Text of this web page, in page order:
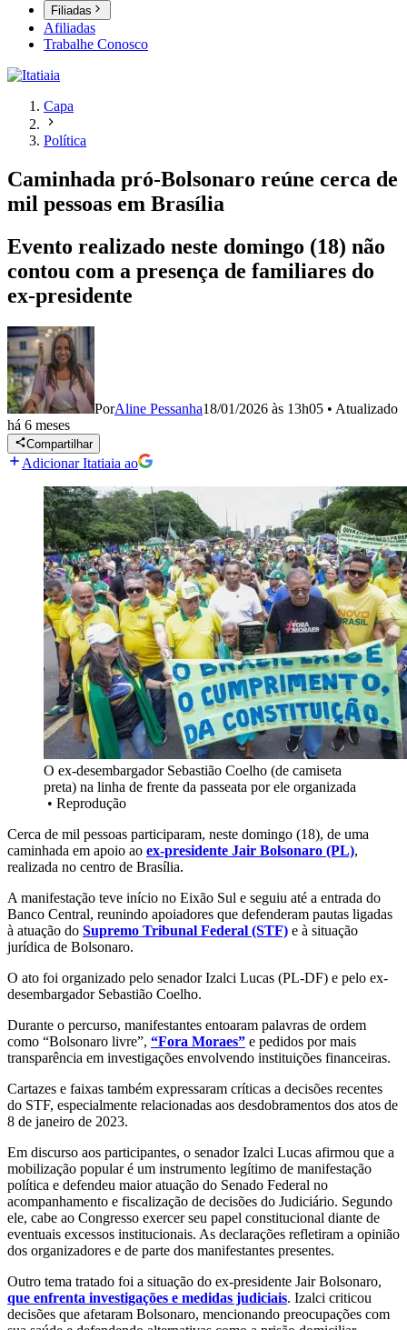
Filiadas
Afiliadas
Trabalhe Conosco
Capa
Política
Caminhada pró-Bolsonaro reúne cerca de
mil pessoas em Brasília
Evento realizado neste domingo (18) não
contou com a presença de familiares do
ex-presidente
PorAline Pessanha18/01/2026 às 13h05 • Atualizado
há 6 meses
Compartilhar
Adicionar Itatiaia ao
O ex-desembargador Sebastião Coelho (de camiseta
preta) na linha de frente da passeata por ele organizada
• Reprodução
Cerca de mil pessoas participaram, neste domingo (18), de uma
caminhada em apoio ao ex-presidente Jair Bolsonaro (PL),
realizada no centro de Brasília.
A manifestação teve início no Eixão Sul e seguiu até a entrada do
Banco Central, reunindo apoiadores que defenderam pautas ligadas
à atuação do Supremo Tribunal Federal (STF) e à situação
jurídica de Bolsonaro.
O ato foi organizado pelo senador Izalci Lucas (PL-DF) e pelo ex-
desembargador Sebastião Coelho.
Durante o percurso, manifestantes entoaram palavras de ordem
como “Bolsonaro livre”, “Fora Moraes” e pedidos por mais
transparência em investigações envolvendo instituições financeiras.
Cartazes e faixas também expressaram críticas a decisões recentes
do STF, especialmente relacionadas aos desdobramentos dos atos de
8 de janeiro de 2023.
Em discurso aos participantes, o senador Izalci Lucas afirmou que a
mobilização popular é um instrumento legítimo de manifestação
política e defendeu maior atuação do Senado Federal no
acompanhamento e fiscalização de decisões do Judiciário. Segundo
ele, cabe ao Congresso exercer seu papel constitucional diante de
eventuais excessos institucionais. As declarações refletiram a opinião
dos organizadores e de parte dos manifestantes presentes.
Outro tema tratado foi a situação do ex-presidente Jair Bolsonaro,
que enfrenta investigações e medidas judiciais. Izalci criticou
decisões que afetaram Bolsonaro, mencionando preocupações com